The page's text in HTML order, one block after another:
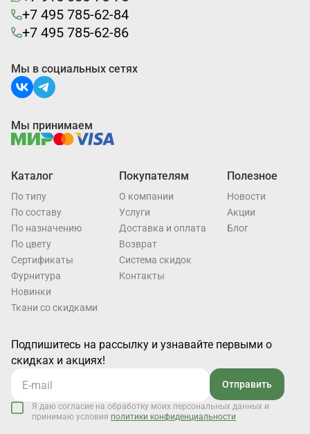
+7 495 785-62-84
+7 495 785-62-86
Каталог
По типу
По составу
По назначению
По цвету
Cертификаты
Фурнитура
Новинки
Ткани со скидками
Покупателям
О компании
Услуги
Доставка и оплата
Возврат
Система скидок
Контакты
Полезное
Новости
Акции
Блог
Подпишитесь на рассылку и узнавайте первыми о
скидках и акциях!
Отправить
Я даю согласие на обработку моих персональных данных и
принимаю условия политики конфиденциальности
Мы в социальных сетях
Мы принимаем